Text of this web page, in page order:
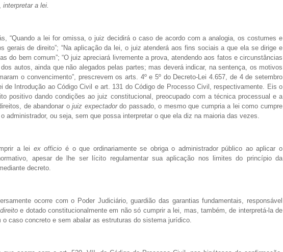
interpretar a lei.
“Quando a lei for omissa, o juiz decidirá o caso de acordo com a analogia, os costumes e
gerais de direito”; “Na aplicação da lei, o juiz atenderá aos fins sociais a que ela se dirige e
do bem comum”; “O juiz apreciará livremente a prova, atendendo aos fatos e circunstâncias
autos, ainda que não alegados pelas partes; mas deverá indicar, na sentença, os motivos
o convencimento”, prescrevem os arts. 4º e 5º do Decreto-Lei 4.657, de 4 de setembro
de Introdução ao Código Civil e art. 131 do Código de Processo Civil, respectivamente. Eis o
positivo dando condições ao juiz constitucional, preocupado com a técnica processual e a
de abandonar ojuiz expectadordo passado, o mesmo que cumpria a lei como cumpre
administrador, ou seja, sem que possa interpretar o que ela diz na maioria das vezes.
a lei ex officio é o que ordinariamente se obriga o administrador público ao aplicar o
apesar de lhe ser lícito regulamentar sua aplicação nos limites do princípio da
decreto.
ocorre com o Poder Judiciário, guardião das garantias fundamentais, responsável
e dotado constitucionalmente em não só cumprir a lei, mas, também, de interpretá-la de
o caso concreto e sem abalar as estruturas do sistema jurídico.